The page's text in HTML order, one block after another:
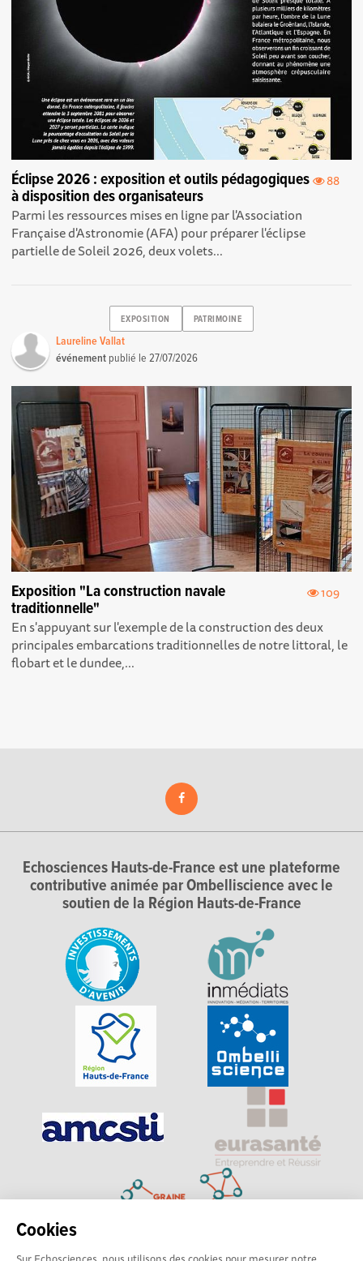
Cookies
88
Éclipse 2026 : exposition et outils pédagogiques
à disposition des organisateurs
Parmi les ressources mises en ligne par l'Association
Française d'Astronomie (AFA) pour préparer l'éclipse
partielle de Soleil 2026, deux volets...
EXPOSITION PATRIMOINE
Laureline Vallat
événement publié le27/07/2026
109
Exposition "La construction navale
traditionnelle"
En s'appuyant sur l'exemple de la construction des deux
principales embarcations traditionnelles de notre littoral, le
flobart et le dundee,...
Echosciences Hauts-de-France est une plateforme
contributive animée par Ombelliscience avec le
soutien de la Région Hauts-de-France